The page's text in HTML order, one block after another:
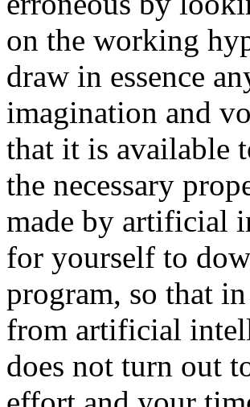
on the working
draw in essence
imagination and
that it is available
the necessary
made by artificial
for yourself to
program, so that
from artificial
does not turn out